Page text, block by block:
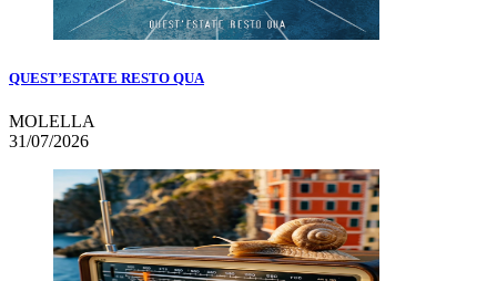
QUEST’ESTATE RESTO QUA
MOLELLA
31/07/2026